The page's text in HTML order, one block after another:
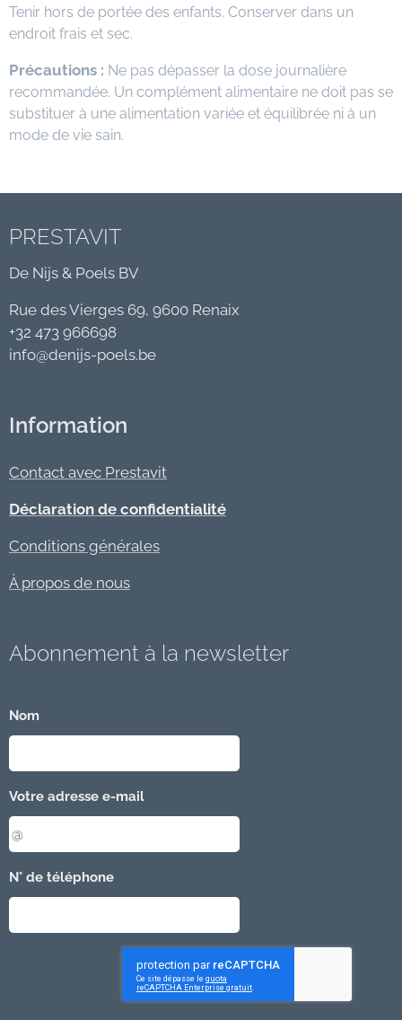
Tenir hors de portée des enfants. Conserver dans un
endroit frais et sec.
Précautions : Ne pas dépasser la dose journalière
recommandée. Un complément alimentaire ne doit pas se
substituer à une alimentation variée et équilibrée ni à un
mode de vie sain.
PRESTAVIT
De Nijs & Poels BV
Rue des Vierges 69, 9600 Renaix
+32 473 966698
info@denijs-poels.be
Information
Contact avec Prestavit
Déclaration de confidentialité
Conditions générales
À propos de nous
Abonnement à la newsletter
Nom
Votre adresse e-mail
N° de téléphone